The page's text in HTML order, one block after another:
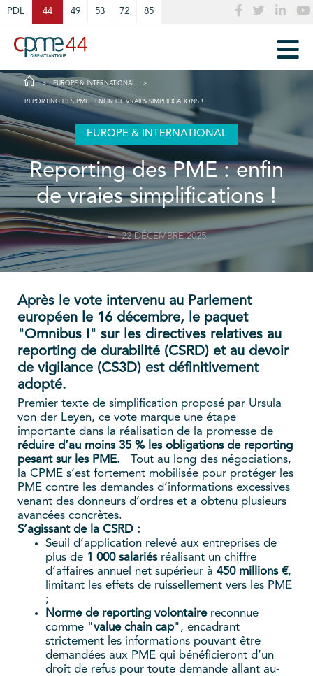
PDL 44 49 53 72 85
EUROPE & INTERNATIONAL
REPORTING DES PME : ENFIN DE VRAIES SIMPLIFICATIONS !
EUROPE & INTERNATIONAL
Reporting des PME : enfin
de vraies simplifications !
22 DÉCEMBRE 2025
Après le vote intervenu au Parlement
européen le 16 décembre, le paquet
"Omnibus I" sur les directives relatives au
reporting de durabilité (CSRD) et au devoir
de vigilance (CS3D) est définitivement
adopté.
Premier texte de simplification proposé par Ursula
von der Leyen, ce vote marque une étape
importante dans la réalisation de la promesse de
réduire d’au moins 35 % les obligations de reporting
pesant sur les PME. Tout au long des négociations,
la CPME s’est fortement mobilisée pour protéger les
PME contre les demandes d’informations excessives
venant des donneurs d’ordres et a obtenu plusieurs
avancées concrètes.
S’agissant de la CSRD :
Seuil d’application relevé aux entreprises de
plus de 1 000 salariésréalisant un chiffre
d’affaires annuel net supérieur à 450 millions €,
limitant les effets de ruissellement vers les PME
;
Norme de reporting volontairereconnue
comme "value chain cap", encadrant
strictement les informations pouvant être
demandées aux PME qui bénéficieront d’un
droit de refus pour toute demande allant au-
Cookies management panel